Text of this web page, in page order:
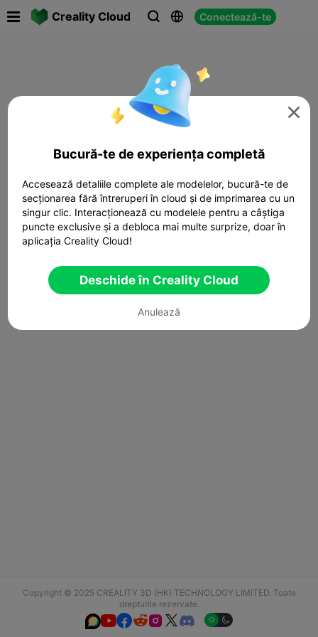
Creality Cloud   Conectează-te
Copyright © 2025 CREALITY 3D (HK) TECHNOLOGY LIMITED. Toate
drepturile rezervate.
  

Bucură-te de experiența completă
Accesează detaliile complete ale modelelor, bucură-te de
secționarea fără întreruperi în cloud și de imprimarea cu un
singur clic. Interacționează cu modelele pentru a câștiga
puncte exclusive și a debloca mai multe surprize, doar în
aplicația Creality Cloud!
Deschide în Creality Cloud
Anulează